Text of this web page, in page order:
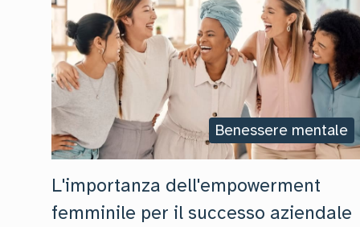
Benessere mentale
L'importanza dell'empowerment
femminile per il successo aziendale